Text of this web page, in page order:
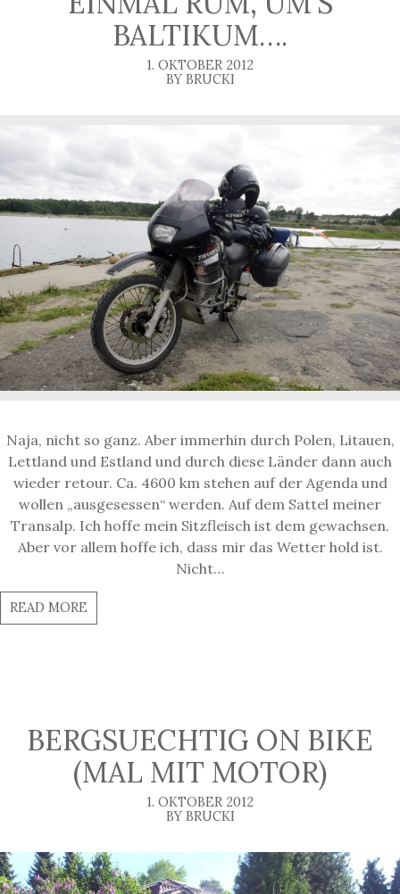
BALTIKUM….
1. OKTOBER 2012
BY BRUCKI
Naja, nicht so ganz. Aber immerhin durch Polen, Litauen,
Lettland und Estland und durch diese Länder dann auch
wieder retour. Ca. 4600 km stehen auf der Agenda und
wollen „ausgesessen“ werden. Auf dem Sattel meiner
Transalp. Ich hoffe mein Sitzfleisch ist dem gewachsen.
Aber vor allem hoffe ich, dass mir das Wetter hold ist.
Nicht…
READ MORE
BERGSUECHTIG ON BIKE
(MAL MIT MOTOR)
1. OKTOBER 2012
BY BRUCKI